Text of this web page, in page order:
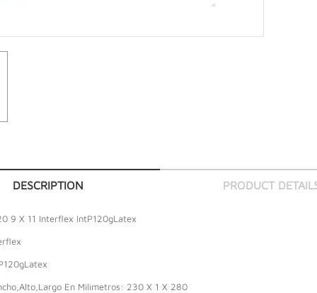
DESCRIPTION PRODUCT
9 X 11 Interflex IntP120gLatex
En Milimetros: 230 X 1 X 280